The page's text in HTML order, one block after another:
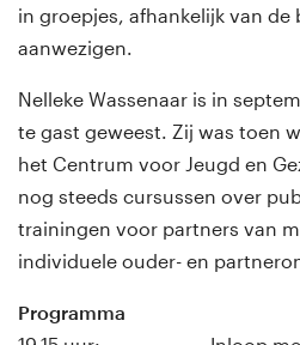
in groepjes, afhankelijk van de
aanwezigen.
Nelleke Wassenaar is in
te gast geweest. Zij was toen
het Centrum voor Jeugd en
nog steeds cursussen over
trainingen voor partners van
individuele ouder- en
Programma